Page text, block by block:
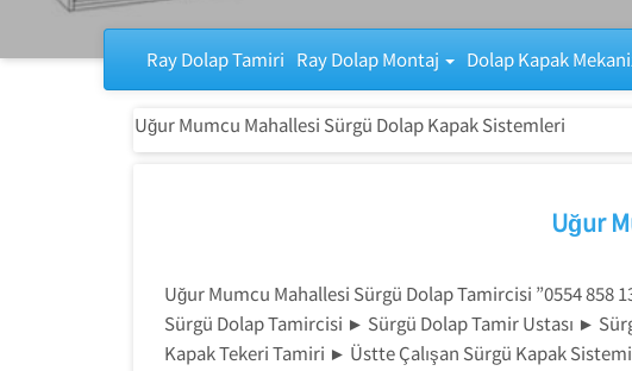
Ray Dolap Tamiri Ray Dolap Montaj Dolap Kapak
Uğur Mumcu Mahallesi Sürgü Dolap Kapak Sistemleri
Uğur
Uğur Mumcu Mahallesi Sürgü Dolap Tamircisi ”0554 858
Sürgü Dolap Tamircisi ► Sürgü Dolap Tamir Ustası ►
Kapak Tekeri Tamiri ► Üstte Çalışan Sürgü Kapak